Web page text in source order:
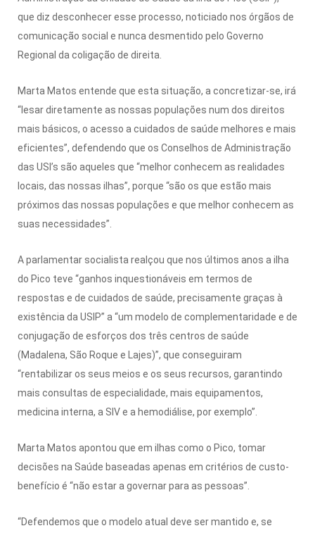
que diz desconhecer esse processo, noticiado nos órgãos de
comunicação social e nunca desmentido pelo Governo
Regional da coligação de direita.
Marta Matos entende que esta situação, a concretizar-se, irá
“lesar diretamente as nossas populações num dos direitos
mais básicos, o acesso a cuidados de saúde melhores e mais
eficientes”, defendendo que os Conselhos de Administração
das USI’s são aqueles que “melhor conhecem as realidades
locais, das nossas ilhas”, porque “são os que estão mais
próximos das nossas populações e que melhor conhecem as
suas necessidades”.
A parlamentar socialista realçou que nos últimos anos a ilha
do Pico teve “ganhos inquestionáveis em termos de
respostas e de cuidados de saúde, precisamente graças à
existência da USIP” a “um modelo de complementaridade e de
conjugação de esforços dos três centros de saúde
(Madalena, São Roque e Lajes)”, que conseguiram
“rentabilizar os seus meios e os seus recursos, garantindo
mais consultas de especialidade, mais equipamentos,
medicina interna, a SIV e a hemodiálise, por exemplo”.
Marta Matos apontou que em ilhas como o Pico, tomar
decisões na Saúde baseadas apenas em critérios de custo-
benefício é “não estar a governar para as pessoas”.
“Defendemos que o modelo atual deve ser mantido e, se